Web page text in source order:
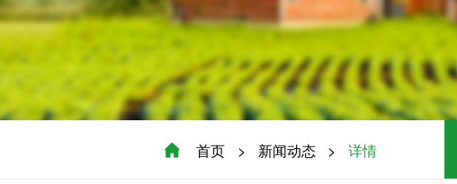
 首页 > 新闻动态 > 详情